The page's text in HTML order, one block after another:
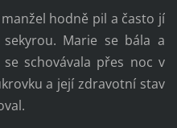
hodně pil a často jí
Marie se bála a
schovávala přes noc v
a její zdravotní stav